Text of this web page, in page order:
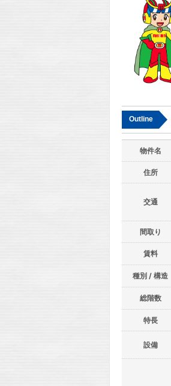
Outline
物件名
住所
交通
間取り
賃料
種別 / 構造
総階数
特長
設備